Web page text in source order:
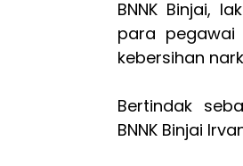
BNNK Binjai,
para
kebersihan
Bertindak
BNNK Binjai